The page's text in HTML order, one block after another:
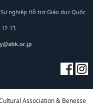
nghiệp Hỗ trợ Giáo dục Quốc
13
Association & Benesse